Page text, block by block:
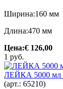
Ширина:160 мм
Длина:470 мм
Цена:€ 126,00
1 руб.
ЛЕЙКА 5000 мл
(арт.: 65210)